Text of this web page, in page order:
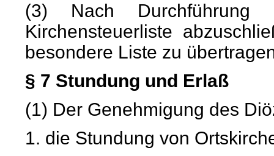
(3) Nach Durchführung
Kirchensteuerliste
besondere Liste zu
§ 7 Stundung und Erlaß
(1) Der Genehmigung des
1. die Stundung von